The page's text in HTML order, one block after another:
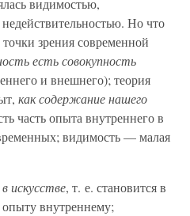
видимостью,
Но что
зрения современной
есть совокупность
и внешнего); теория
как содержание нашего
часть опыта внутреннего в
видимость — малая
искусстве, т. е. становится в
внутреннему;